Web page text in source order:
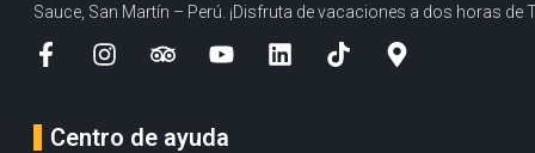
Sauce, San Martín – Perú. ¡Disfruta de vacaciones a dos horas de
Centro de ayuda